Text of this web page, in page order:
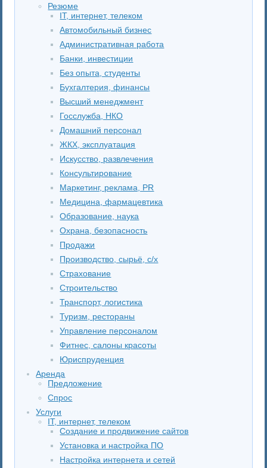
Резюме
IT, интернет, телеком
Автомобильный бизнес
Административная работа
Банки, инвестиции
Без опыта, студенты
Бухгалтерия, финансы
Высший менеджмент
Госслужба, НКО
Домашний персонал
ЖКХ, эксплуатация
Искусство, развлечения
Консультирование
Маркетинг, реклама, PR
Медицина, фармацевтика
Образование, наука
Охрана, безопасность
Продажи
Производство, сырьё, с/х
Страхование
Строительство
Транспорт, логистика
Туризм, рестораны
Управление персоналом
Фитнес, салоны красоты
Юриспруденция
Аренда
Предложение
Спрос
Услуги
IT, интернет, телеком
Создание и продвижение сайтов
Установка и настройка ПО
Настройка интернета и сетей